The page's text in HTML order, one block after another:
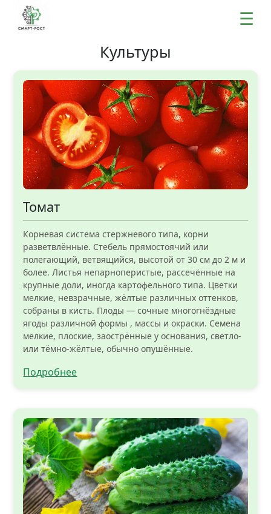
☰
Культуры
Томат
Корневая система стержневого типа, корни
разветвлённые. Стебель прямостоячий или
полегающий, ветвящийся, высотой от 30 см до 2 м и
более. Листья непарноперистые, рассечённые на
крупные доли, иногда картофельного типа. Цветки
мелкие, невзрачные, жёлтые различных оттенков,
собраны в кисть. Плоды — сочные многогнёздные
ягоды различной формы , массы и окраски. Семена
мелкие, плоские, заострённые у основания, светло-
или тёмно-жёлтые, обычно опушённые.
Подробнее